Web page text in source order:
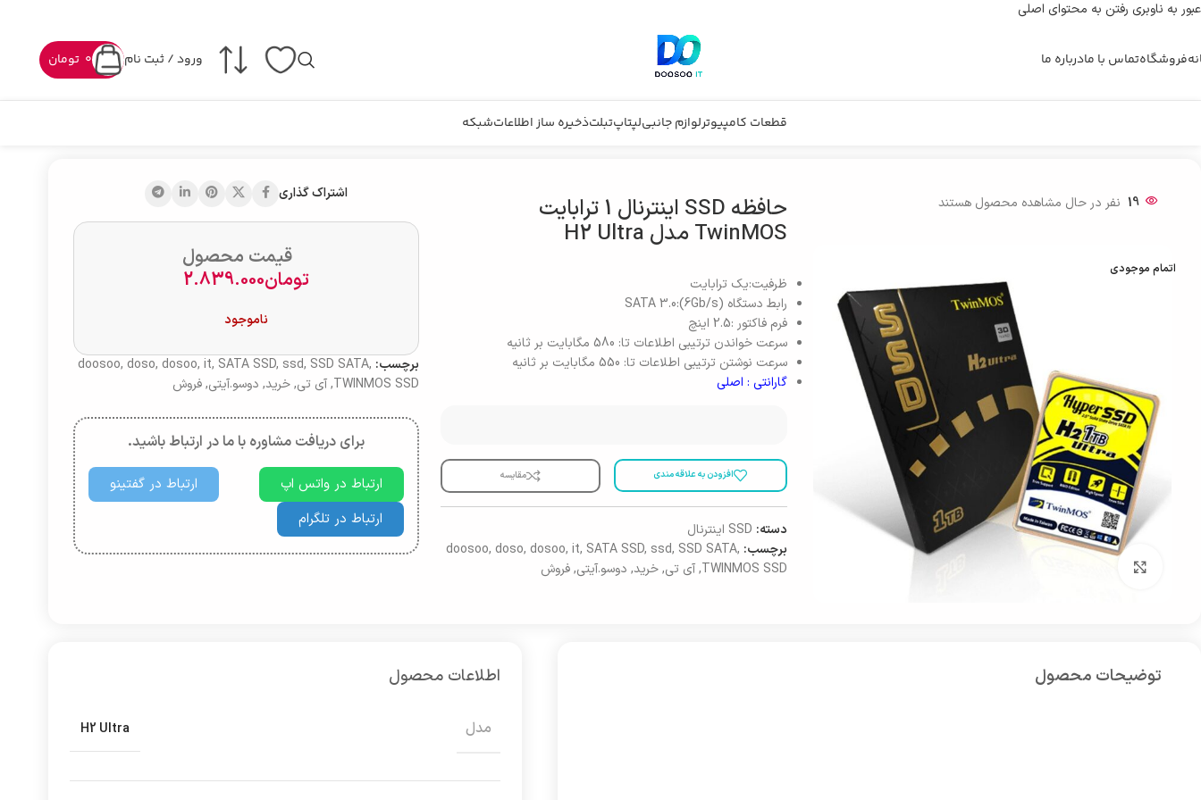
عبور به ناوبری رفتن به محتوای اصلی
فروشگاهتماس با مادرباره ما ورود / ثبت نام تومان 0
قطعات کامپیوترلوازم جانبیلپتاپتبلتذخیره ساز اطلاعاتشبکه
19 نفر در حال مشاهده محصول هستند
اتمام موجودی
حافظه SSD اینترنال 1 ترابایت
TwinMOS مدل H2 Ultra
ظرفیت:یک ترابایت
رابط دستگاه SATA 3.0:(6Gb/s)
فرم فاکتور :2.5 اینچ
سرعت خواندن ترتیبی اطلاعات تا: 580 مگابایت بر ثانیه
سرعت نوشتن ترتیبی اطلاعات تا: 550 مگابایت بر ثانیه
گارانتی : اصلی
افزودن به علاقه مندی مقایسه
دسته: SSD اینترنال
برچسب:
doosoo, doso, dosoo, it, SATA SSD, ssd, SSD SATA,
TWINMOS SSD
, آی تی, خرید, دوسو.آیتی, فروش
اشتراک گذاری
قیمت محصول
تومان2.839.000
ناموجود
برچسب: doosoo, doso, dosoo, it, SATA SSD, ssd, SSD SATA,
TWINMOS SSD
, آی تی, خرید, دوسو.آیتی, فروش
برای دریافت مشاوره با ما در ارتباط باشید.
ارتباط در واتس اپ
ارتباط در گفتینو
ارتباط در تلگرام
توضیحات محصول اطلاعات محصول
مدل H2 Ultra